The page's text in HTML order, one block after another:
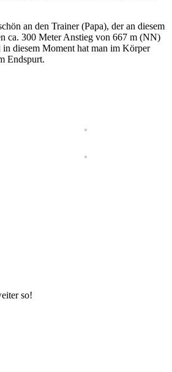
an den Trainer (Papa), der an diesem
ca. 300 Meter Anstieg von 667 m (NN)
diesem Moment hat man im Körper
Endspurt.
so!